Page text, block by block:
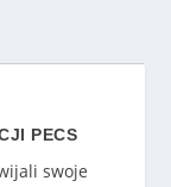
PECS
swoje